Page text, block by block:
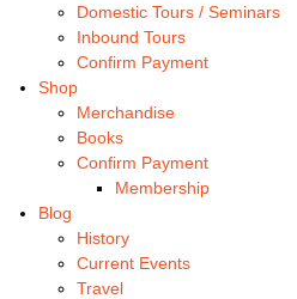
Domestic Tours / Seminars
Inbound Tours
Confirm Payment
Shop
Merchandise
Books
Confirm Payment
Membership
Blog
History
Current Events
Travel